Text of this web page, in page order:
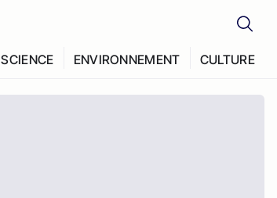
SCIENCE ENVIRONNEMENT CULTURE